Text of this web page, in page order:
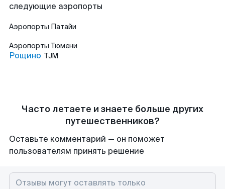
следующие аэропорты
Аэропорты Патайи
Аэропорты Тюмени
Рощино TJM
Часто летаете и знаете больше других
путешественников?
Оставьте комментарий — он поможет
пользователям принять решение